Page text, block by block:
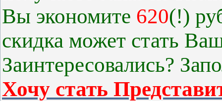
Вы экономите 620(!)
скидка может стать
Заинтересовались?
Хочу стать